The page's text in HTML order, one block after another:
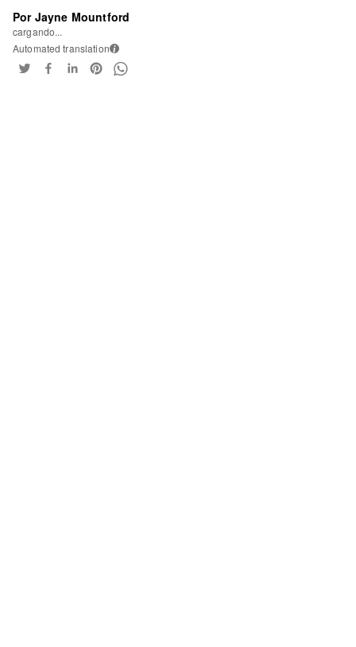
Por Jayne Mountford
cargando...
Automated translation i